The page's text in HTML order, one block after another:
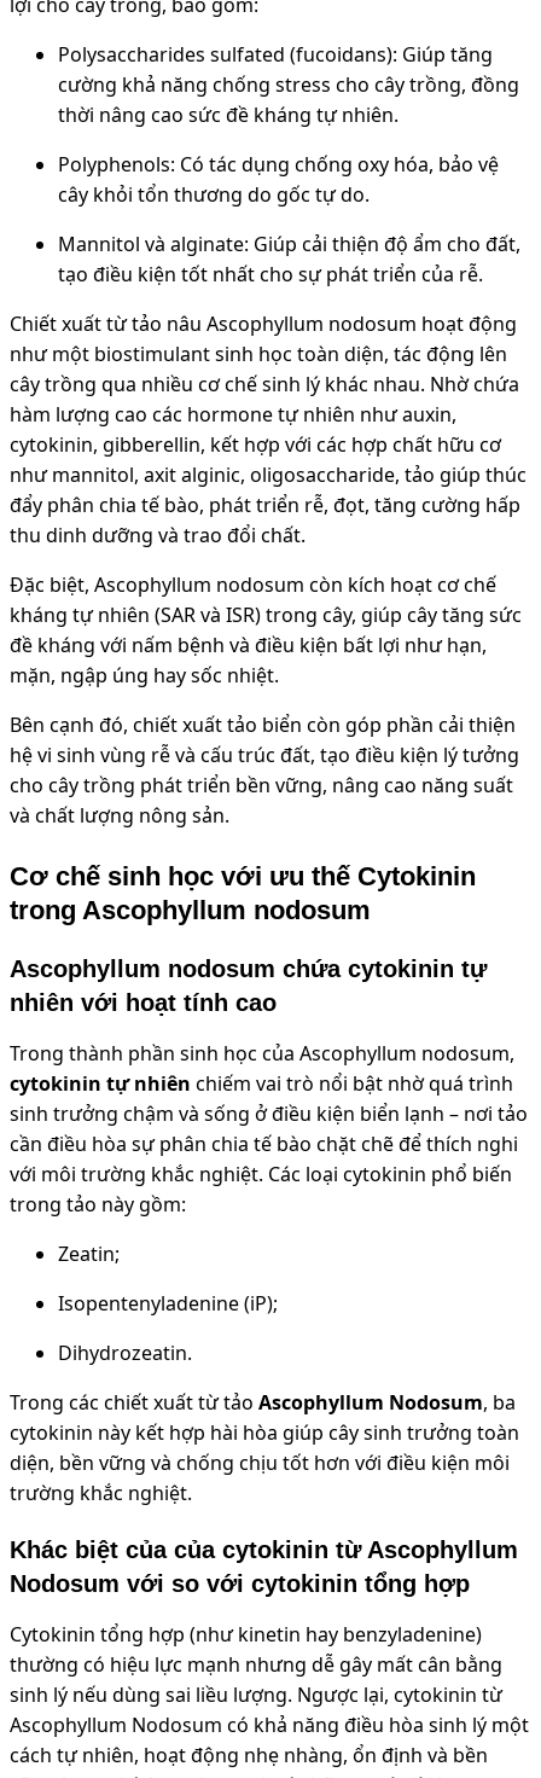
Polysaccharides sulfated (fucoidans): Giúp tăng
cường khả năng chống stress cho cây trồng, đồng
thời nâng cao sức đề kháng tự nhiên.
Polyphenols: Có tác dụng chống oxy hóa, bảo vệ
cây khỏi tổn thương do gốc tự do.
Mannitol và alginate: Giúp cải thiện độ ẩm cho đất,
tạo điều kiện tốt nhất cho sự phát triển của rễ.
Chiết xuất từ tảo nâu Ascophyllum nodosum hoạt động
như một biostimulant sinh học toàn diện, tác động lên
cây trồng qua nhiều cơ chế sinh lý khác nhau. Nhờ chứa
hàm lượng cao các hormone tự nhiên như auxin,
cytokinin, gibberellin, kết hợp với các hợp chất hữu cơ
như mannitol, axit alginic, oligosaccharide, tảo giúp thúc
đẩy phân chia tế bào, phát triển rễ, đọt, tăng cường hấp
thu dinh dưỡng và trao đổi chất.
Đặc biệt, Ascophyllum nodosum còn kích hoạt cơ chế
kháng tự nhiên (SAR và ISR) trong cây, giúp cây tăng sức
đề kháng với nấm bệnh và điều kiện bất lợi như hạn,
mặn, ngập úng hay sốc nhiệt.
Bên cạnh đó, chiết xuất tảo biển còn góp phần cải thiện
hệ vi sinh vùng rễ và cấu trúc đất, tạo điều kiện lý tưởng
cho cây trồng phát triển bền vững, nâng cao năng suất
và chất lượng nông sản.
Cơ chế sinh học với ưu thế Cytokinin
trong Ascophyllum nodosum
Ascophyllum nodosum chứa cytokinin tự
nhiên với hoạt tính cao
Trong thành phần sinh học của Ascophyllum nodosum,
cytokinin tự nhiên chiếm vai trò nổi bật nhờ quá trình
sinh trưởng chậm và sống ở điều kiện biển lạnh – nơi tảo
cần điều hòa sự phân chia tế bào chặt chẽ để thích nghi
với môi trường khắc nghiệt. Các loại cytokinin phổ biến
trong tảo này gồm:
Zeatin;
Isopentenyladenine (iP);
Dihydrozeatin.
Trong các chiết xuất từ tảo Ascophyllum Nodosum, ba
cytokinin này kết hợp hài hòa giúp cây sinh trưởng toàn
diện, bền vững và chống chịu tốt hơn với điều kiện môi
trường khắc nghiệt.
Khác biệt của của cytokinin từ Ascophyllum
Nodosum với so với cytokinin tổng hợp
Cytokinin tổng hợp (như kinetin hay benzyladenine)
thường có hiệu lực mạnh nhưng dễ gây mất cân bằng
sinh lý nếu dùng sai liều lượng. Ngược lại, cytokinin từ
Ascophyllum Nodosum có khả năng điều hòa sinh lý một
cách tự nhiên, hoạt động nhẹ nhàng, ổn định và bền